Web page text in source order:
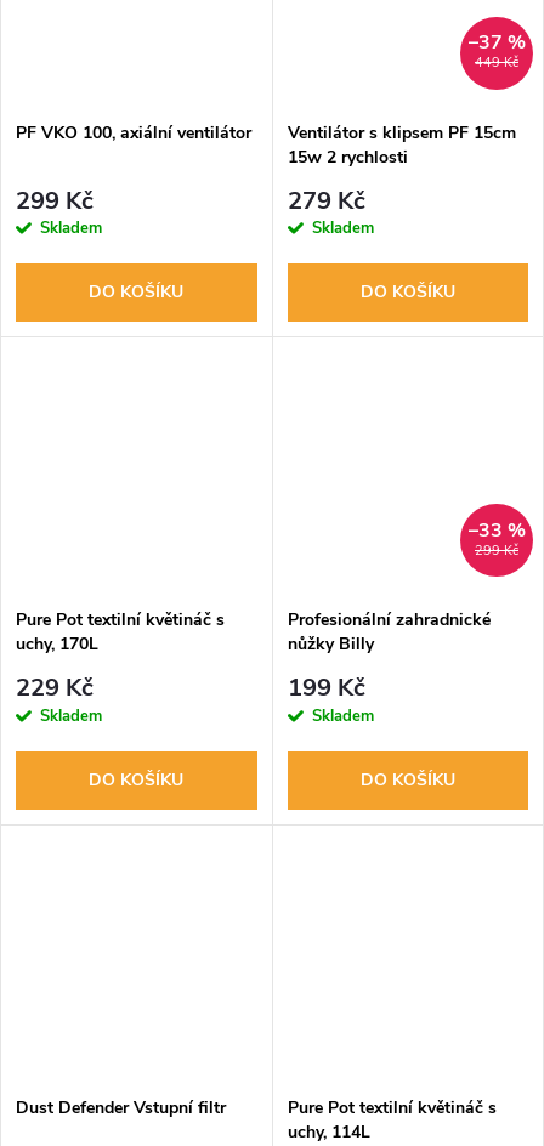
PF VKO 100, axiální ventilátor
299 Kč
Skladem
DO KOŠÍKU
449 Kč
–37 %
Ventilátor s klipsem PF 15cm
15w 2 rychlosti
279 Kč
Skladem
DO KOŠÍKU
Pure Pot textilní květináč s
uchy, 170L
229 Kč
Skladem
DO KOŠÍKU
299 Kč
–33 %
Profesionální zahradnické
nůžky Billy
199 Kč
Skladem
DO KOŠÍKU
Dust Defender Vstupní filtr
Pure Pot textilní květináč s
uchy, 114L